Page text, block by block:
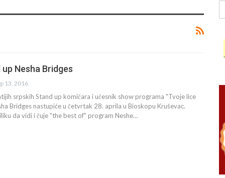
Nesha Bridges
13, 2016
srpskih Stand up komičara i učesnik show programa "Tvoje lice
Bridges nastupiće u četvrtak 28. aprila u Bioskopu Kruševac.
da vidi i čuje "the best of" program Neshe…